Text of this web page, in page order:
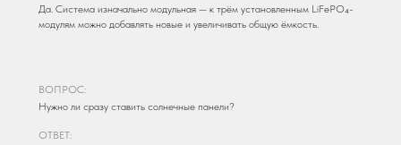
Да. Система изначально модульная — к трём установленным LiFePO₄-
модулям можно добавлять новые и увеличивать общую ёмкость.
ВОПРОС:
Нужно ли сразу ставить солнечные панели?
ОТВЕТ: